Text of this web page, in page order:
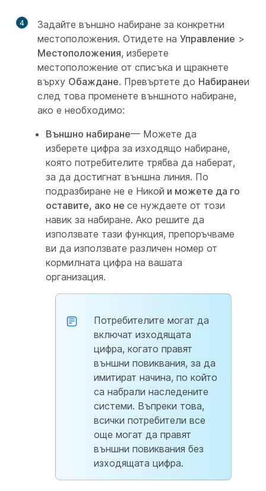
4
Задайте външно набиране за конкретни
местоположения. Отидете на Управление >
Местоположения, изберете
местоположение от списъка и щракнете
върху Обаждане. Превъртете до Набиранеи
след това променете външното набиране,
ако е необходимо:
Външно набиране— Можете да
изберете цифра за изходящо набиране,
която потребителите трябва да наберат,
за да достигнат външна линия. По
подразбиране не е Никой и можете да го
оставите, ако не се нуждаете от този
навик за набиране. Ако решите да
използвате тази функция, препоръчваме
ви да използвате различен номер от
кормилната цифра на вашата
организация.
Потребителите могат да
включат изходящата
цифра, когато правят
външни повиквания, за да
имитират начина, по който
са набрали наследените
системи. Въпреки това,
всички потребители все
още могат да правят
външни повиквания без
изходящата цифра.